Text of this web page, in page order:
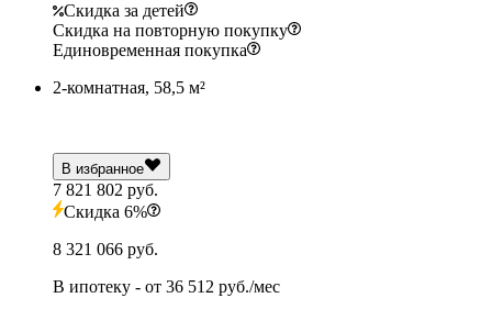
Скидка за детей
Скидка на повторную покупку
Единовременная покупка
2-комнатная, 58,5 м²
В избранное
7 821 802 руб.
Скидка 6%
8 321 066 руб.
В ипотеку - от 36 512 руб./мес